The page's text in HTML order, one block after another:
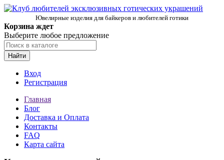
Ювелирные изделия для байкеров и любителей готики
Корзина ждет
Выберите любое предложение
Найти
Вход
Регистрация
Главная
Блог
Доставка и Оплата
Контакты
FAQ
Карта сайта